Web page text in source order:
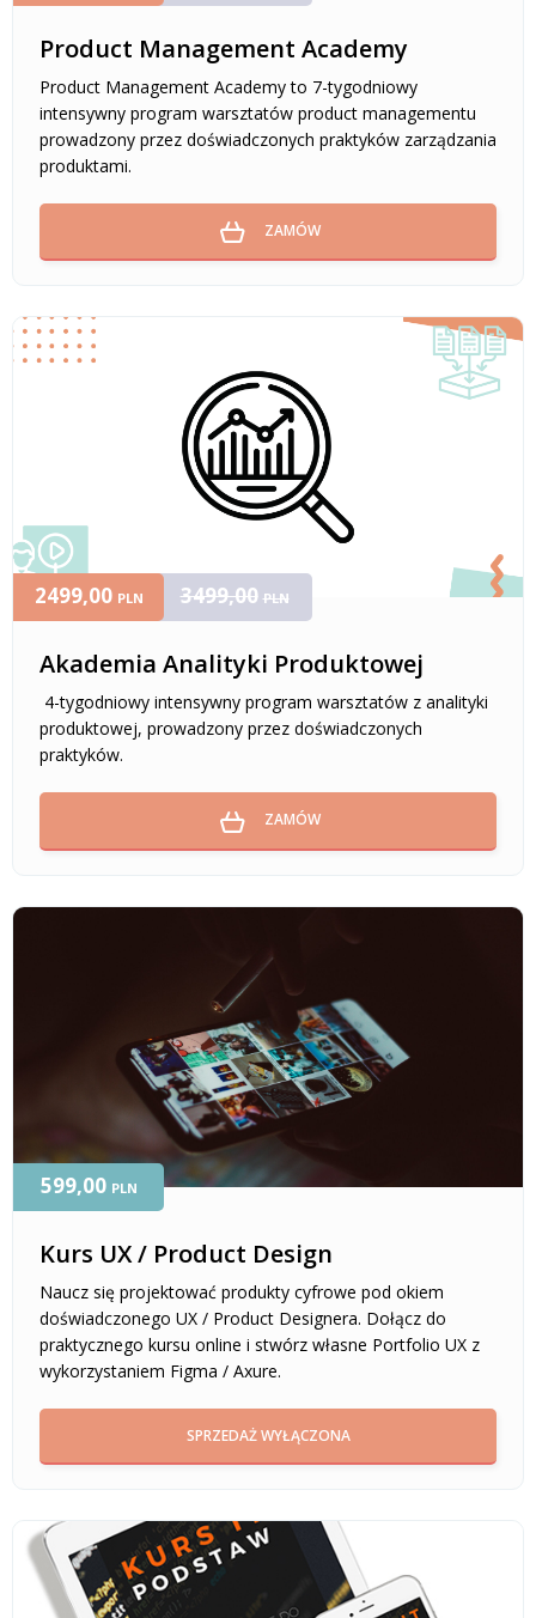
Product Management Academy
Product Management Academy to 7-tygodniowy
intensywny program warsztatów product managementu
prowadzony przez doświadczonych praktyków zarządzania
produktami.
ZAMÓW
Akademia Analityki Produktowej
4-tygodniowy intensywny program warsztatów z analityki
produktowej, prowadzony przez doświadczonych
praktyków.
2499,00 PLN 3499,00 PLN
ZAMÓW
Kurs UX / Product Design
Naucz się projektować produkty cyfrowe pod okiem
doświadczonego UX / Product Designera. Dołącz do
praktycznego kursu online i stwórz własne Portfolio UX z
wykorzystaniem Figma / Axure.
599,00 PLN
SPRZEDAŻ WYŁĄCZONA